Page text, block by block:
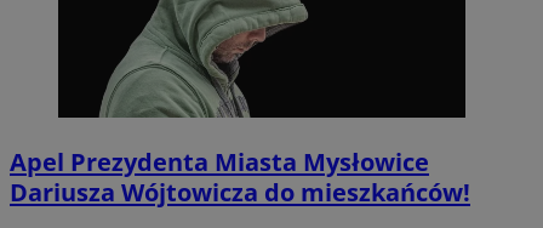
Apel Prezydenta Miasta Mysłowice
Dariusza Wójtowicza do mieszkańców!